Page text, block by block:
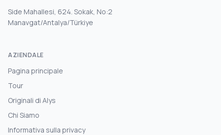
Side Mahallesi, 624. Sokak, No:2
Manavgat/Antalya/Türkiye
AZIENDALE
Pagina principale
Tour
Originali di Alys
Chi Siamo
Informativa sulla privacy